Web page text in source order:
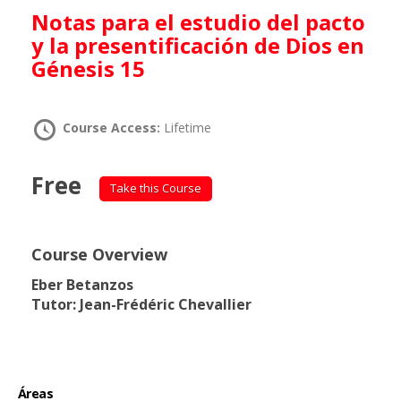
Notas para el estudio del pacto
y la presentificación de Dios en
Génesis 15
Course Access: Lifetime
Free Take this Course
Course Overview
Eber Betanzos
Tutor: Jean-Frédéric Chevallier
Áreas